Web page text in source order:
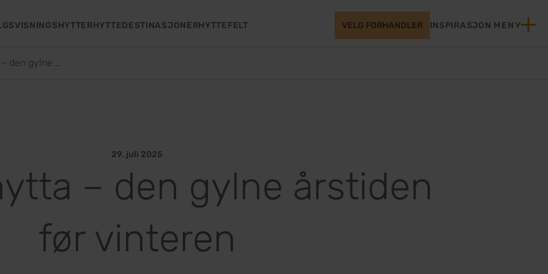
VISNINGSHYTTERHYTTEDESTINASJONERHYTTEFELT VELG FORHANDLER INSPIRASJON MENY
Høst på hytta – den gylne årstiden før vinteren
29. juli 2025
– den gylne årstiden
før vinteren